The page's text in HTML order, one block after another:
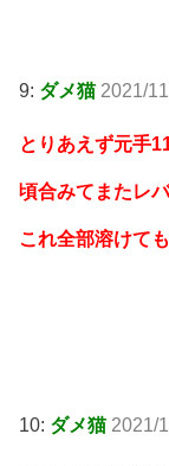
9: ダメ猫 2021/
とりあえず元手
頃合みてまたレ
これ全部溶けて
10: ダメ猫 2021/